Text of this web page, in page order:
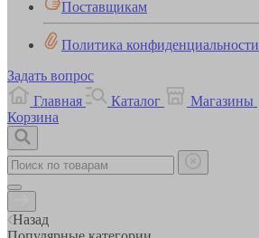
Поставщикам
Политика конфиденциальности
Задать вопрос
Главная
Каталог Магазины
Корзина
Назад